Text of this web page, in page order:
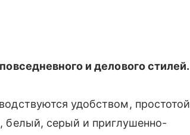
и делового стилей.
удобством, простотой
белый, серый и приглушенно-